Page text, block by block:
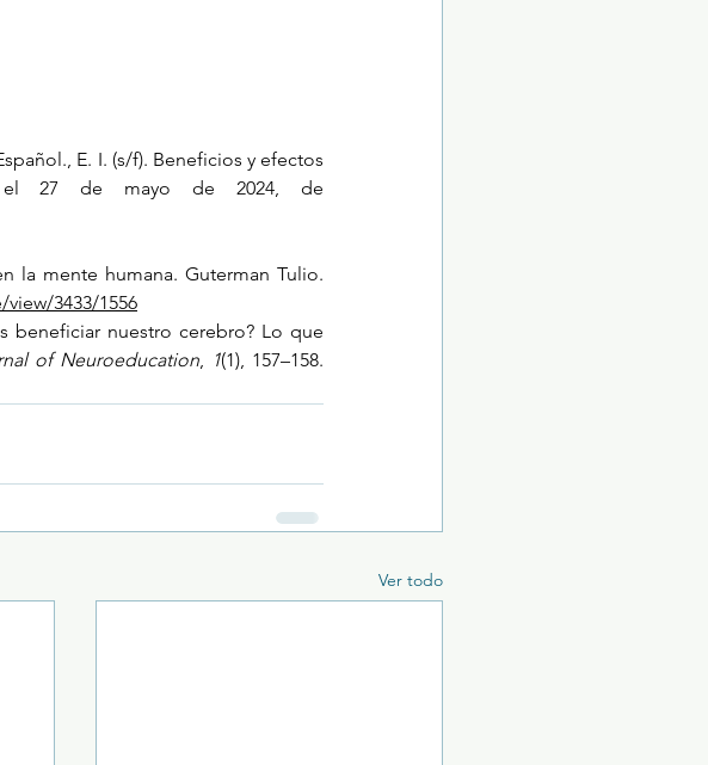
E. I. (s/f). Beneficios y efectos
3433/1556
beneficiar nuestro cerebro? Lo que
of Neuroeducation, 1
Ver todo